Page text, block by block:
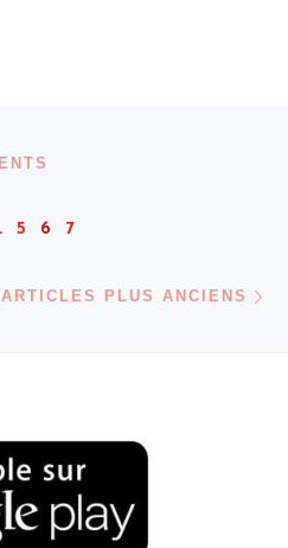
5 6 7
ARTICLES PLUS ANCIENS